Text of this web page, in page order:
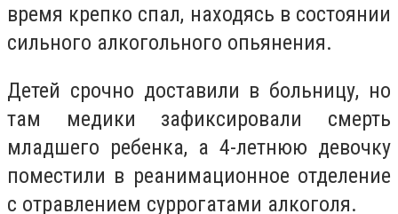
время крепко спал, находясь в состоянии
сильного алкогольного опьянения.
Детей срочно доставили в больницу, но
там медики зафиксировали смерть
младшего ребенка, а 4-летнюю девочку
поместили в реанимационное отделение
с отравлением суррогатами алкоголя.